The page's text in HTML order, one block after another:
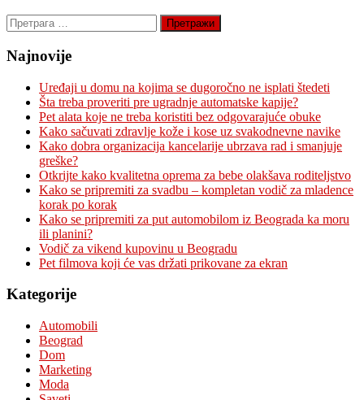
Претрага
за:
Najnovije
Uređaji u domu na kojima se dugoročno ne isplati štedeti
Šta treba proveriti pre ugradnje automatske kapije?
Pet alata koje ne treba koristiti bez odgovarajuće obuke
Kako sačuvati zdravlje kože i kose uz svakodnevne navike
Kako dobra organizacija kancelarije ubrzava rad i smanjuje
greške?
Otkrijte kako kvalitetna oprema za bebe olakšava roditeljstvo
Kako se pripremiti za svadbu – kompletan vodič za mladence
korak po korak
Kako se pripremiti za put automobilom iz Beograda ka moru
ili planini?
Vodič za vikend kupovinu u Beogradu
Pet filmova koji će vas držati prikovane za ekran
Kategorije
Automobili
Beograd
Dom
Marketing
Moda